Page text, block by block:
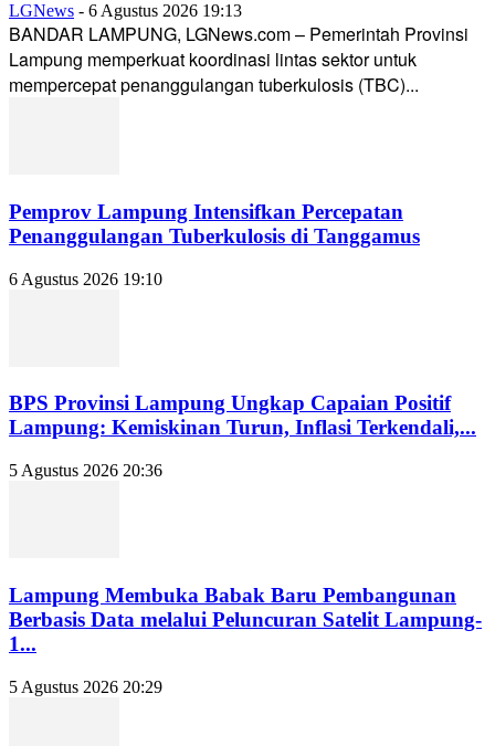
LGNews - 6 Agustus 2026 19:13
BANDAR LAMPUNG, LGNews.com – Pemerintah Provinsi
Lampung memperkuat koordinasi lintas sektor untuk
mempercepat penanggulangan tuberkulosis (TBC)...
Pemprov Lampung Intensifkan Percepatan
Penanggulangan Tuberkulosis di Tanggamus
6 Agustus 2026 19:10
BPS Provinsi Lampung Ungkap Capaian Positif
Lampung: Kemiskinan Turun, Inflasi Terkendali,...
5 Agustus 2026 20:36
Lampung Membuka Babak Baru Pembangunan
Berbasis Data melalui Peluncuran Satelit Lampung-
1...
5 Agustus 2026 20:29